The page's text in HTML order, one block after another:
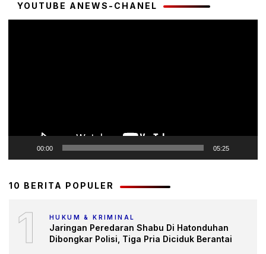
YOUTUBE ANEWS-CHANEL
00:00 05:25
10 BERITA POPULER
1 HUKUM & KRIMINAL
Jaringan Peredaran Shabu Di Hatonduhan
Dibongkar Polisi, Tiga Pria Diciduk Berantai